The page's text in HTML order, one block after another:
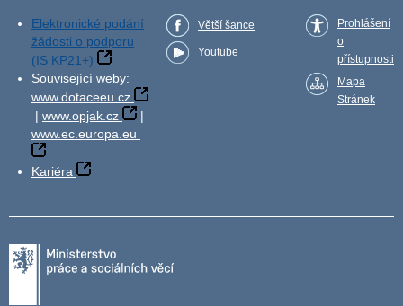
Elektronické podání
žádosti o podporu
(IS KP21+)
Související weby:
www.dotaceeu.cz
| www.opjak.cz
|
www.ec.europa.eu
Kariéra
Větší šance
Youtube
Prohlášení
o
přístupnosti
Mapa
Stránek